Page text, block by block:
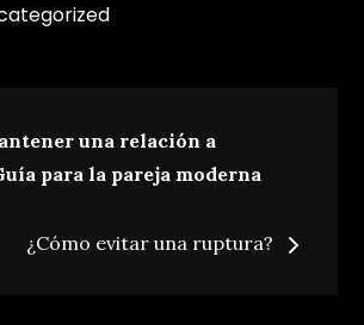
on
una relación a
para la pareja moderna
¿Cómo evitar una ruptura?